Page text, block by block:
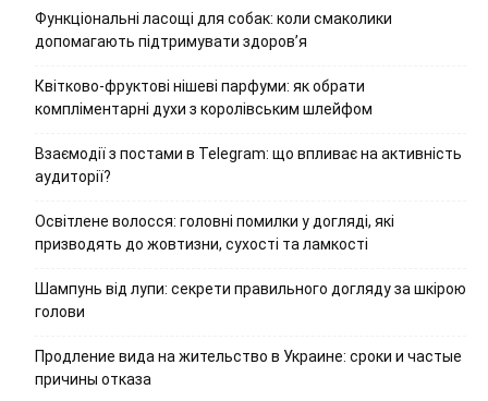
Функціональні ласощі для собак: коли смаколики
допомагають підтримувати здоров’я
Квітково-фруктові нішеві парфуми: як обрати
компліментарні духи з королівським шлейфом
Взаємодії з постами в Telegram: що впливає на активність
аудиторії?
Освітлене волосся: головні помилки у догляді, які
призводять до жовтизни, сухості та ламкості
Шампунь від лупи: секрети правильного догляду за шкірою
голови
Продление вида на жительство в Украине: сроки и частые
причины отказа